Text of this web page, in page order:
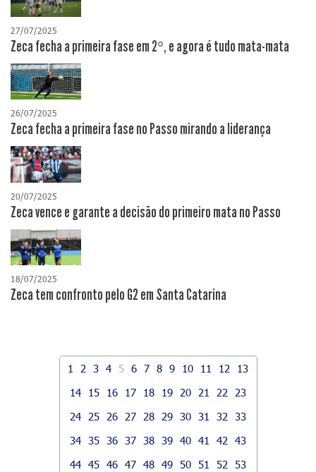
27/07/2025
Zeca fecha a primeira fase em 2°, e agora é tudo mata-mata
26/07/2025
Zeca fecha a primeira fase no Passo mirando a liderança
20/07/2025
Zeca vence e garante a decisão do primeiro mata no Passo
18/07/2025
Zeca tem confronto pelo G2 em Santa Catarina
1 2 3 4 5 6 7 8 9 10 11 12
13
14
15 16 17 18 19 20 21 22
23
24
25 26 27 28 29 30 31 32
33
34 35 36 37 38 39 40 41 42
43
44 45 46 47 48 49 50 51 52
53